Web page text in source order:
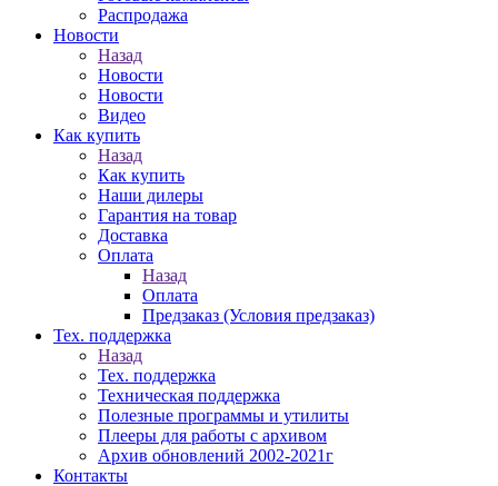
Распродажа
Новости
Назад
Новости
Новости
Видео
Как купить
Назад
Как купить
Наши дилеры
Гарантия на товар
Доставка
Оплата
Назад
Оплата
Предзаказ (Условия предзаказ)
Тех. поддержка
Назад
Тех. поддержка
Техническая поддержка
Полезные программы и утилиты
Плееры для работы с архивом
Архив обновлений 2002-2021г
Контакты